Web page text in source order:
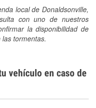
local de Donaldsonville,
con uno de nuestros
la disponibilidad de
tormentas.
vehículo en caso de